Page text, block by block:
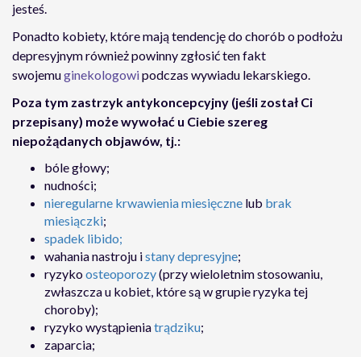
jesteś.
Ponadto kobiety, które mają tendencję do chorób o podłożu
depresyjnym również powinny zgłosić ten fakt
swojemuginekologowipodczas wywiadu lekarskiego.
Poza tym zastrzyk antykoncepcyjny (jeśli został Ci
przepisany) może wywołać u Ciebie szereg
niepożądanych objawów, tj.:
bóle głowy;
nudności;
nieregularne krwawienia miesięczne lub brak
miesiączki;
spadek libido;
wahania nastroju istany depresyjne;
ryzykoosteoporozy(przy wieloletnim stosowaniu,
zwłaszcza u kobiet, które są w grupie ryzyka tej
choroby);
ryzyko wystąpieniatrądziku;
zaparcia;